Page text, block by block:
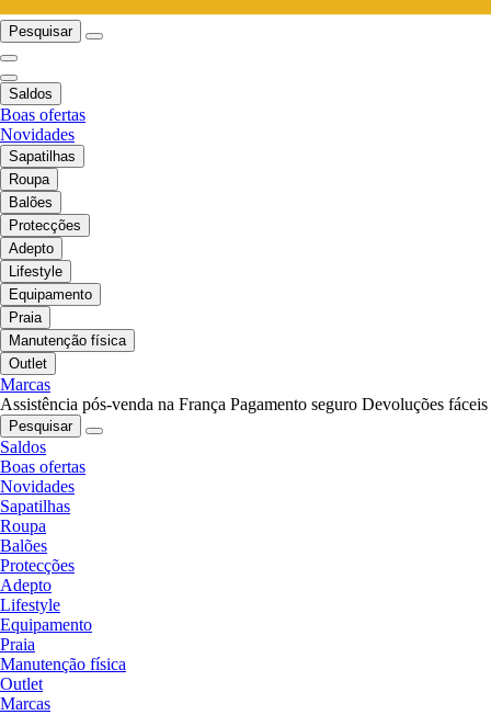
Pesquisar
Saldos
Boas ofertas
Novidades
Sapatilhas
Roupa
Balões
Protecções
Adepto
Lifestyle
Equipamento
Praia
Manutenção física
Outlet
Marcas
Assistência pós-venda na França Pagamento seguro Devoluções fáceis
Pesquisar
Saldos
Boas ofertas
Novidades
Sapatilhas
Roupa
Balões
Protecções
Adepto
Lifestyle
Equipamento
Praia
Manutenção física
Outlet
Marcas